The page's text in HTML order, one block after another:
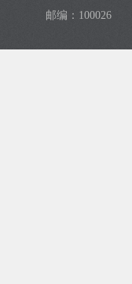
邮编：100026